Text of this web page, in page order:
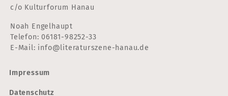
c/o Kulturforum Hanau
Noah Engelhaupt
Telefon:06181-98252-33
E-Mail: info@literaturszene-hanau.de
Impressum
Datenschutz